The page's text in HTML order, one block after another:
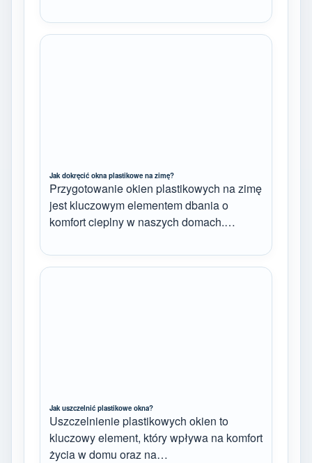
Jak dokręcić okna plastikowe na zimę?
Przygotowanie okien plastikowych na zimę
jest kluczowym elementem dbania o
komfort cieplny w naszych domach.…
Jak uszczelnić plastikowe okna?
Uszczelnienie plastikowych okien to
kluczowy element, który wpływa na komfort
życia w domu oraz na…